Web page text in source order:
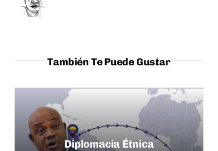
También Te Puede Gustar
Diplomacia Étnica